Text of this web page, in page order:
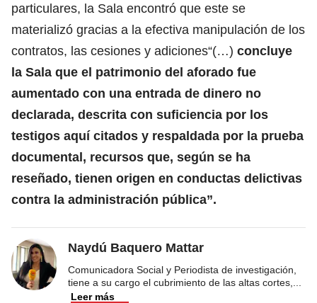
particulares, la Sala encontró que este se
materializó gracias a la efectiva manipulación de los
contratos, las cesiones y adiciones“(…) concluye
la Sala que el patrimonio del aforado fue
aumentado con una entrada de dinero no
declarada, descrita con suficiencia por los
testigos aquí citados y respaldada por la prueba
documental, recursos que, según se ha
reseñado, tienen origen en conductas delictivas
contra la administración pública”.
Naydú Baquero Mattar
Comunicadora Social y Periodista de investigación,
tiene a su cargo el cubrimiento de las altas cortes,
Leer más